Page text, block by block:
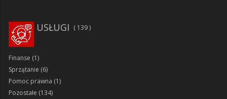
139
USŁUGI
Finanse (1)
Sprzątanie (6)
Pomoc prawna (1)
Pozostałe (134)